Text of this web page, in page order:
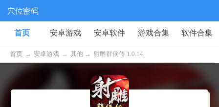
穴位密码
首页 安卓游戏 安卓软件 游戏合集 软件合集
首页 → 安卓游戏 → 其他 → 射雕群侠传 1.0.14